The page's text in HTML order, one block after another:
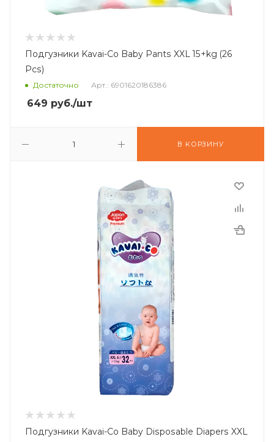
Подгузники Kavai-Co Baby Pants XXL 15+kg (26
Pcs)
Достаточно Арт.: 6901620186386
649 руб./шт
В КОРЗИНУ
Подгузники Kavai-Co Baby Disposable Diapers XXL